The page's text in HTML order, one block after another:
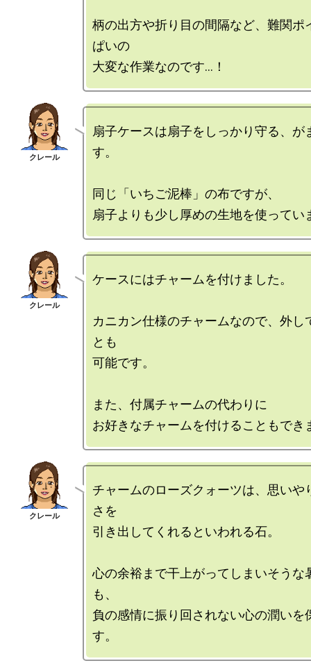
柄の出方や折り目の間隔など、難関ポ
ぱいの
扇子ケースは扇子をしっかり守る、が
す。
同じ「いちご泥棒」の布ですが、
ケースにはチャームを付けました。
カニカン仕様のチャームなので、外し
とも
可能です。
また、付属チャームの代わりに
チャームのローズクォーツは、思いや
さを
引き出してくれるといわれる石。
心の余裕まで干上がってしまいそうな
も、
負の感情に振り回されない心の潤いを